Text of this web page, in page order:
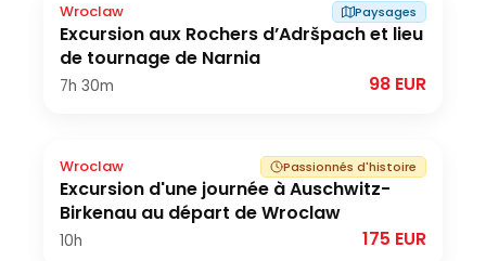
Wroclaw Paysages
Excursion aux Rochers d’Adršpach et lieu
de tournage de Narnia
7h 30m 98 EUR
Wroclaw Passionnés d'histoire
Excursion d'une journée à Auschwitz-
Birkenau au départ de Wroclaw
10h 175 EUR